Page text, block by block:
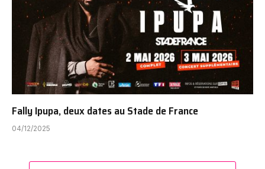
Fally Ipupa, deux dates au Stade de France
04/12/2025